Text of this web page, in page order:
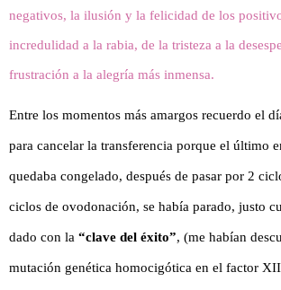
negativos, la ilusión y la felicidad de los
incredulidad a la rabia, de la tristeza a la
frustración a la alegría más inmensa.
Entre los momentos más amargos recuerdo el
para cancelar la transferencia porque el último
quedaba congelado, después de pasar por 2
ciclos de ovodonación, se había parado, justo
dado con la “clave del éxito”, (me habían
mutación genética homocigótica en el factor